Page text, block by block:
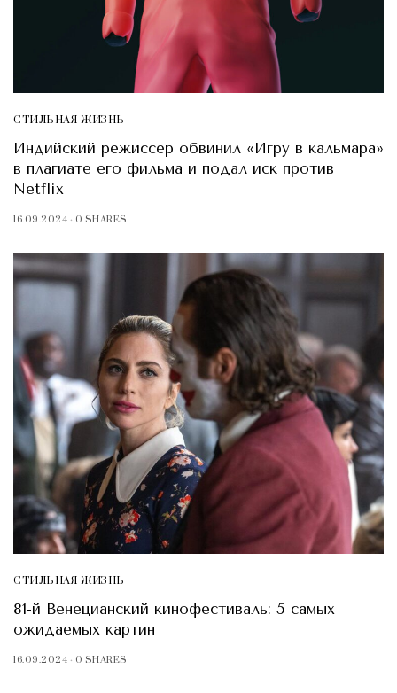
СТИЛЬНАЯ ЖИЗНЬ
Индийский режиссер обвинил «Игру в кальмара»
в плагиате его фильма и подал иск против
Netflix
16.09.2024 0 SHARES
СТИЛЬНАЯ ЖИЗНЬ
81-й Венецианский кинофестиваль: 5 самых
ожидаемых картин
16.09.2024 0 SHARES